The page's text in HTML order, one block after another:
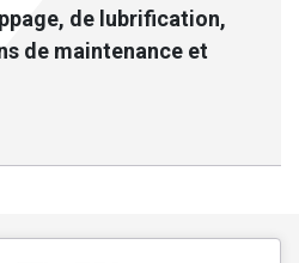
de lubrification,
de maintenance et